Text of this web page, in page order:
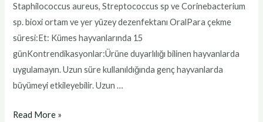
Staphilococcus aureus, Streptococcus sp ve Corinebacterium
sp. bioxi ortam ve yer yüzey dezenfektanı OralPara çekme
süresi:Et: Kümes hayvanlarında 15
günKontrendikasyonlar:Ürüne duyarlılığı bilinen hayvanlarda
uygulamayın. Uzun süre kullanıldığında genç hayvanlarda
büyümeyi etkileyebilir. Uzun …
bioxi
Read More »